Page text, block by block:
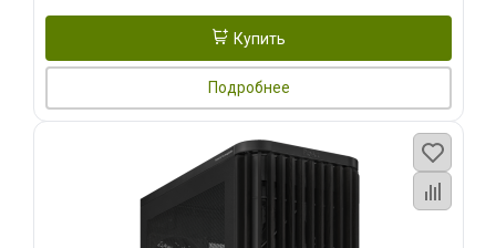
Купить
Подробнее